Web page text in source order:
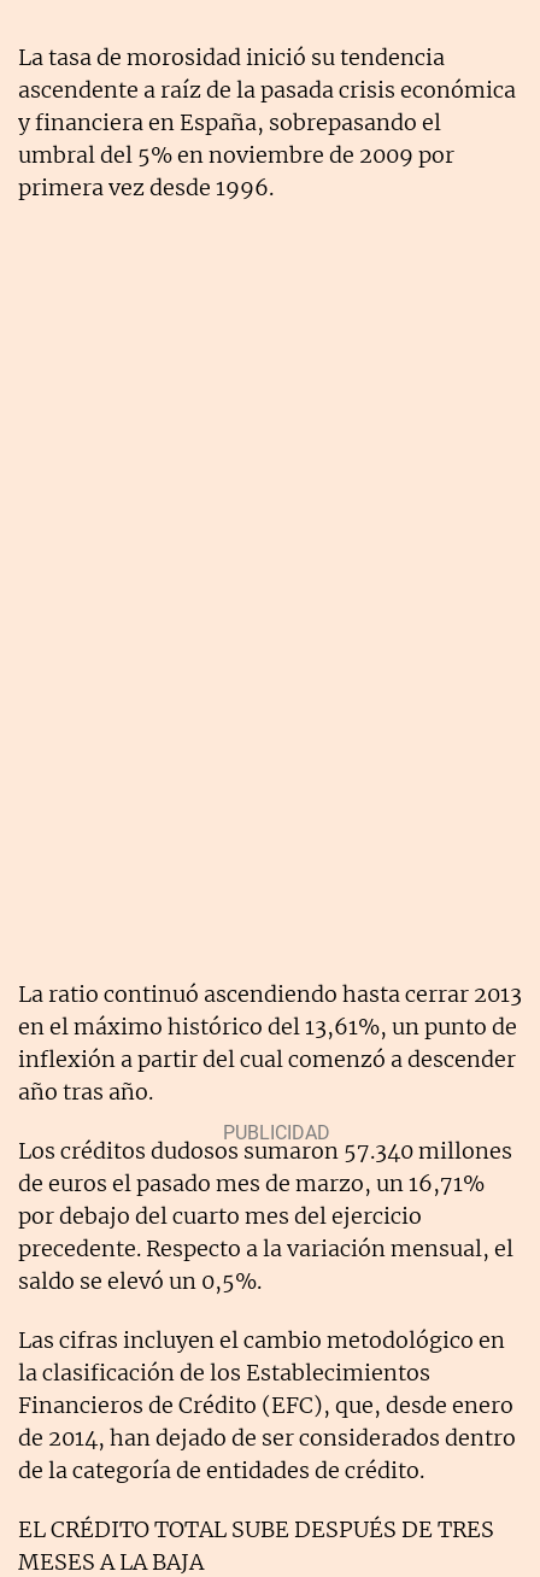
La tasa de morosidad inició su tendencia
ascendente a raíz de la pasada crisis económica
y financiera en España, sobrepasando el
umbral del 5% en noviembre de 2009 por
primera vez desde 1996.
La ratio continuó ascendiendo hasta cerrar 2013
en el máximo histórico del 13,61%, un punto de
inflexión a partir del cual comenzó a descender
año tras año.
Los créditos dudosos sumaron 57.340 millones
de euros el pasado mes de marzo, un 16,71%
por debajo del cuarto mes del ejercicio
precedente. Respecto a la variación mensual, el
saldo se elevó un 0,5%.
Las cifras incluyen el cambio metodológico en
la clasificación de los Establecimientos
Financieros de Crédito (EFC), que, desde enero
de 2014, han dejado de ser considerados dentro
de la categoría de entidades de crédito.
EL CRÉDITO TOTAL SUBE DESPUÉS DE TRES
MESES A LA BAJA